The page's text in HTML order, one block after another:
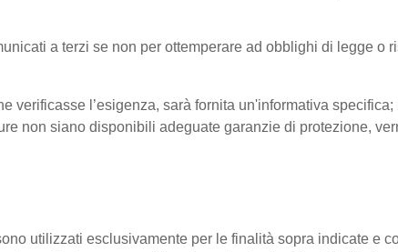
a terzi se non per ottemperare ad obblighi di legge o
verificasse l’esigenza, sarà fornita un'informativa
non siano disponibili adeguate garanzie di protezione,
utilizzati esclusivamente per le finalità sopra indicate e